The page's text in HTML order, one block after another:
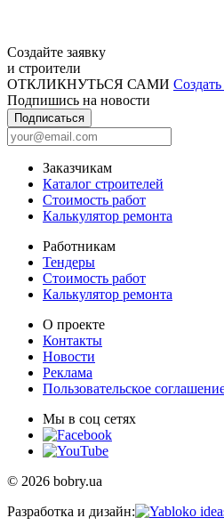
Создайте заявку
и строители
ОТКЛИКНУТЬСЯ САМИ
Подпишись на новости
Подписаться
Заказчикам
Каталог строителей
Стоимость работ
Калькулятор ремонта
Работникам
Тендеры
Стоимость работ
Калькулятор ремонта
О проекте
Контакты
Новости
Реклама
Пользовательское
Мы в соц сетях
© 2026 bobry.ua
Разработка и дизайн: